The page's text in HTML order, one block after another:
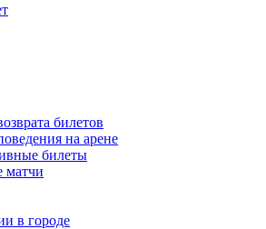
билетов
на арене
билеты
матчи
в городе